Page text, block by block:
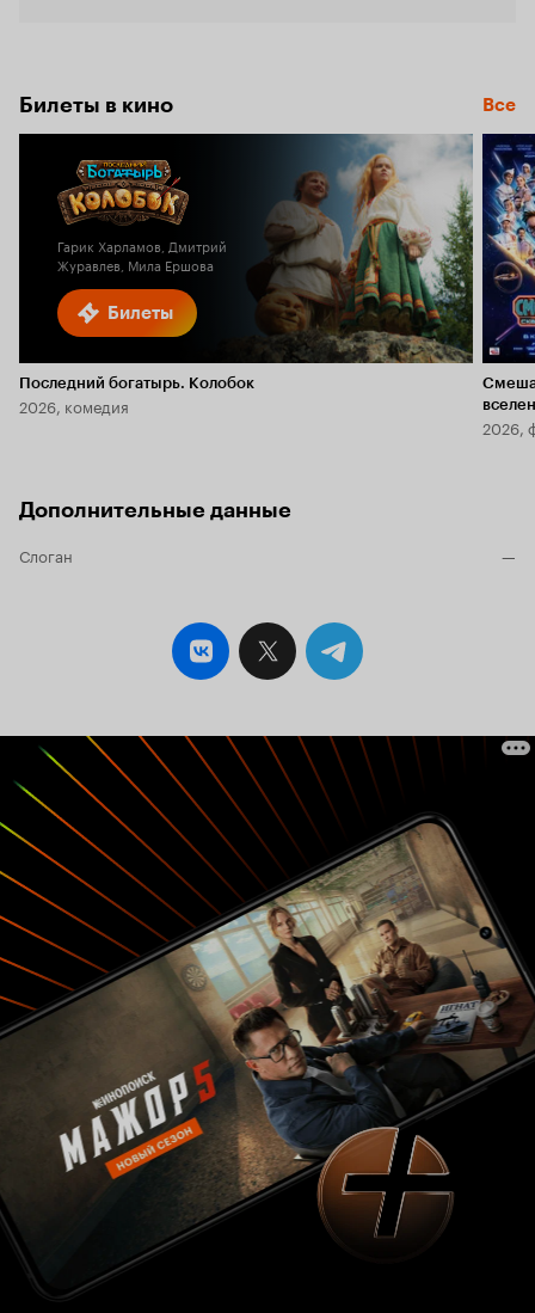
Билеты в кино Все
Билеты
Гарик Харламов, Дмитрий
Журавлев, Мила Ершова
Последний богатырь. Колобок
2026, комедия
2026,
Дополнительные данные
Слоган —